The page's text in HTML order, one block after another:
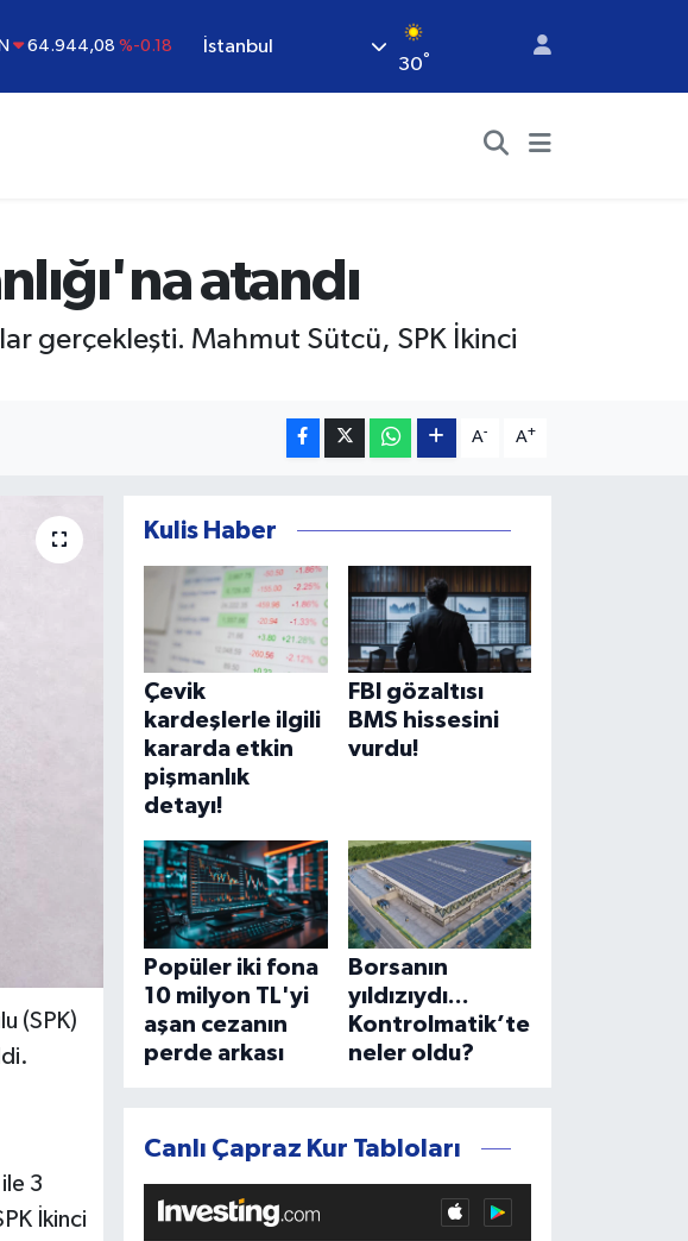
64.944,08 %-0.18
47,7436 %0.18
BİST100 13.779
İstanbul
30°
atandı
gerçekleşti. Mahmut Sütcü, SPK İkinci
A- A+
(SPK)
3
İkinci
Kulis Haber
Çevik
kardeşlerle ilgili
kararda etkin
pişmanlık
detayı!
FBI gözaltısı
BMS hissesini
vurdu!
Popüler iki fona
10 milyon TL'yi
aşan cezanın
perde arkası
Borsanın
yıldızıydı...
Kontrolmatik’te
neler oldu?
Canlı Çapraz Kur Tabloları